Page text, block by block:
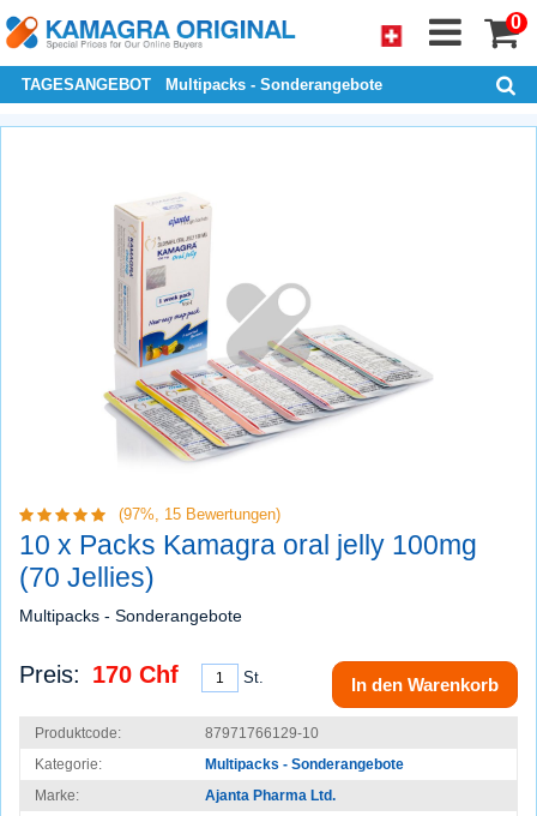
0
TAGESANGEBOT Multipacks - Sonderangebote
(97%, 15 Bewertungen)
10 x Packs Kamagra oral jelly 100mg
(70 Jellies)
Multipacks - Sonderangebote
Preis: 170 Chf St. In den Warenkorb
Produktcode:
87971766129-10
Kategorie:
Multipacks - Sonderangebote
Marke:
Ajanta Pharma Ltd.